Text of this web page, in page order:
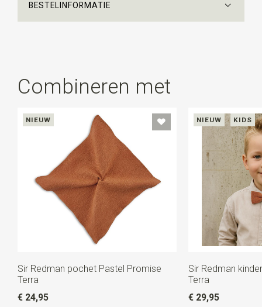
BESTELINFORMATIE
Combineren met
NIEUW
Sir Redman pochet Pastel Promise
Terra
€ 24,95
NIEUW KIDS
Sir Redman
Terra
€ 29,95